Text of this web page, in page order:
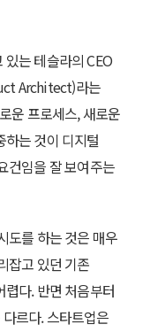
는 테슬라의 CEO
Architect)라는
운 프로세스, 새로운
는 것이 디지털
건임을 잘 보여주는
도를 하는 것은 매우
잡고 있던 기존
다. 반면 처음부터
르다. 스타트업은